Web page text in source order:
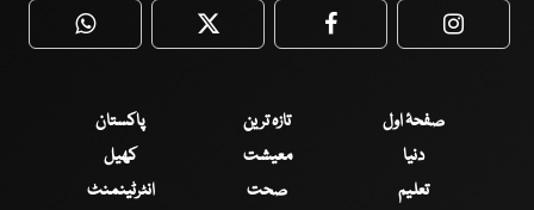
WhatsApp Twitter Facebook
صفحۂ اول تازہ ترین
پاکستان
دنیا
معیشت
کھیل
تعلیم
صحت
انٹرٹینمنٹ